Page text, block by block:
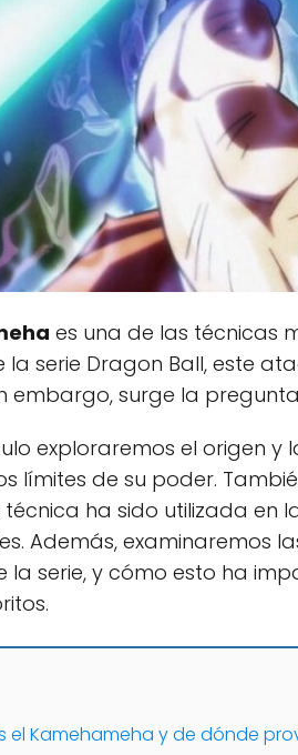
es una de las técnicas
la serie Dragon Ball, este
embargo, surge la
exploraremos el origen y
límites de su poder.
ha sido utilizada en
Además, examinaremos
la serie, y cómo esto ha
el Kamehameha y de dónde